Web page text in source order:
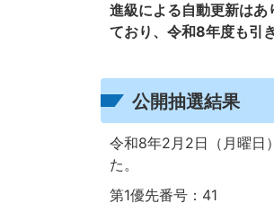
進級による自動更新はあ
ており、令和8年度も引
公開抽選結果
令和8年2月2日（月曜日
た。
第1優先番号：41